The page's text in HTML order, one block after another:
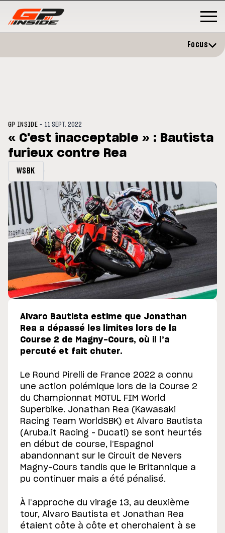
du GP de Grande-
MOTO GP
Focus
GP INSIDE - 11 SEPT. 2022
« C'est inacceptable » : Bautista
furieux contre Rea
WSBK
Alvaro Bautista estime que Jonathan
Rea a dépassé les limites lors de la
Course 2 de Magny-Cours, où il l’a
percuté et fait chuter.
Le Round Pirelli de France 2022 a connu
une action polémique lors de la Course 2
du Championnat MOTUL FIM World
Superbike. Jonathan Rea (Kawasaki
Racing Team WorldSBK) et Alvaro Bautista
(Aruba.it Racing – Ducati) se sont heurtés
en début de course, l’Espagnol
abandonnant sur le Circuit de Nevers
Magny-Cours tandis que le Britannique a
pu continuer mais a été pénalisé.
À l’approche du virage 13, au deuxième
tour, Alvaro Bautista et Jonathan Rea
étaient côte à côte et cherchaient à se